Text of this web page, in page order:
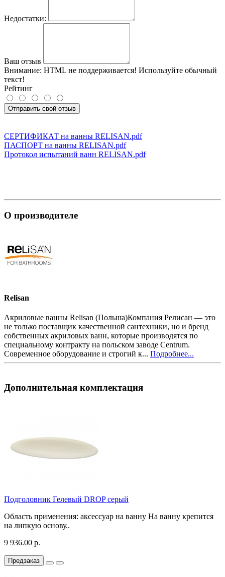
Недостатки:
Ваш отзыв
Внимание: HTML не поддерживается! Используйте обычный
текст!
Рейтинг
Отправить свой отзыв
СЕРТИФИКАТ на ванны RELISAN.pdf
ПАСПОРТ на ванны RELISAN.pdf
Протокол испытаний ванн RELISAN.pdf
О производителе
Relisan
Акриловые ванны Relisan (Польша)Компания Релисан — это
не только поставщик качественной сантехники, но и бренд
собственных акриловых ванн, которые производятся по
специальному контракту на польском заводе Centrum.
Современное оборудование и строгий к... Подробнее...
Дополнительная комплектация
Подголовник Гелевый DROP серый
Область применения: аксессуар на ванну На ванну крепится
на липкую основу..
9 936.00 р.
Предзаказ